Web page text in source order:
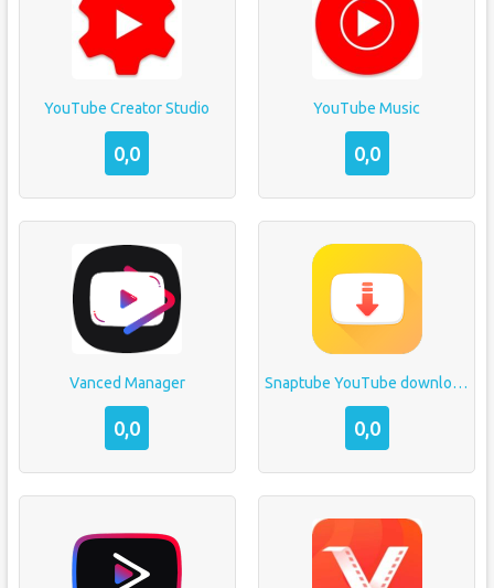
YouTube Creator Studio
0,0
YouTube Music
0,0
Vanced Manager
0,0
Snaptube YouTube downloader & MP3 converter
0,0